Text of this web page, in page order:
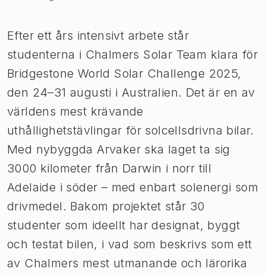
Efter ett års intensivt arbete står
studenterna i Chalmers Solar Team klara för
Bridgestone World Solar Challenge 2025,
den 24–31 augusti i Australien. Det är en av
världens mest krävande
uthållighetstävlingar för solcellsdrivna bilar.
Med nybyggda Arvaker ska laget ta sig
3000 kilometer från Darwin i norr till
Adelaide i söder – med enbart solenergi som
drivmedel. Bakom projektet står 30
studenter som ideellt har designat, byggt
och testat bilen, i vad som beskrivs som ett
av Chalmers mest utmanande och lärorika